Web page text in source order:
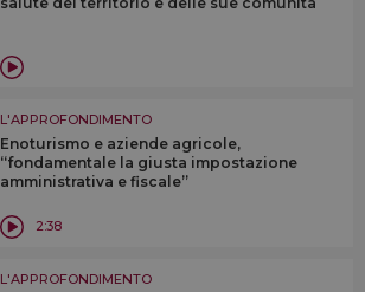
L'APPROFONDIMENTO
Enoturismo e aziende agricole,
“fondamentale la giusta impostazione
amministrativa e fiscale”
2:38
L'APPROFONDIMENTO